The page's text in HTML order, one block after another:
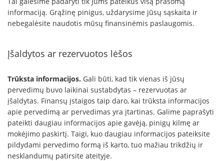
informaciją. Grąžinę pinigus, uždarysime jūsų sąskaita ir
nebegalėsite naudotis mūsų finansinėmis paslaugomis.
Įšaldytos ar rezervuotos lėšos
Trūksta informacijos. Gali būti, kad tik vienas iš jūsų
pervedimų buvo laikinai sustabdytas – rezervuotas ar
įšaldytas. Finansų įstaigos taip daro, kai trūksta informacijos
apie pervedimą ar pervedimas yra įtartinas. Galime paprašyti
pateikti daugiau informacijos apie gavėją, pinigų kilmę ar
mokėjimo paskirtį. Taigi, kuo daugiau informacijos pateiksite
pildydami pervedimo formą iš karto, tuo mažiau trikdžių ir
nesklandumų patirsite ateityje.